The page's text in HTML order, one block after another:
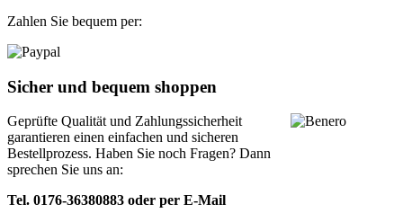
Zahlen Sie bequem per:
Sicher und bequem shoppen
Geprüfte Qualität und Zahlungssicherheit
garantieren einen einfachen und sicheren
Bestellprozess. Haben Sie noch Fragen? Dann
sprechen Sie uns an:
Tel. 0176-36380883 oder per E-Mail